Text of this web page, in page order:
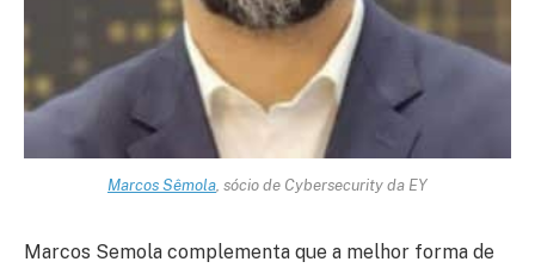
Marcos Sêmola , sócio de Cybersecurity da EY
Marcos Semola complementa que a melhor forma de